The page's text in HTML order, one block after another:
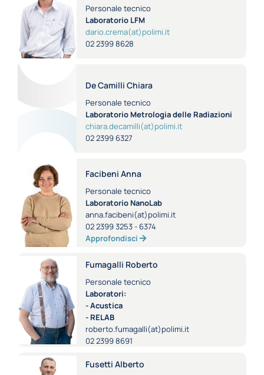
Personale tecnico
Laboratorio LFM
dario.crema(at)polimi.it
02 2399 8628
De Camilli Chiara
Personale tecnico
Laboratorio Metrologia delle Radiazioni
chiara.decamilli(at)polimi.it
02 2399 6327
Facibeni Anna
Personale tecnico
Laboratorio NanoLab
anna.facibeni(at)polimi.it
02 2399 3253 - 6374
Approfondisci
Fumagalli Roberto
Personale tecnico
Laboratori:
- Acustica
- RELAB
roberto.fumagalli(at)polimi.it
02 2399 8691
Fusetti Alberto